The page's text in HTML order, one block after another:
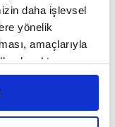
daha işlevsel
yönelik
amaçlarıyla
vasıtasıyla
bilgi için
olduğum
aşan
Beni bu
iş dünyası
ülkemiz ve iş